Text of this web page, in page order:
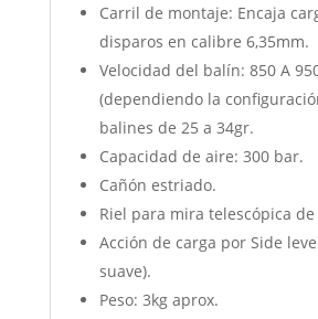
Carril de montaje: Encaja
disparos en calibre 6,35mm.
Velocidad del balín: 850 A
(dependiendo la
balines de 25 a 34gr.
Capacidad de aire: 300 bar.
Cañón estriado.
Riel para mira telescópica
Acción de carga por Side
suave).
Peso: 3kg aprox.